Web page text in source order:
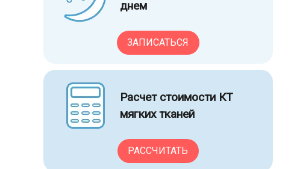
днем
ЗАПИСАТЬСЯ
Расчет стоимости КТ
мягких тканей
РАССЧИТАТЬ